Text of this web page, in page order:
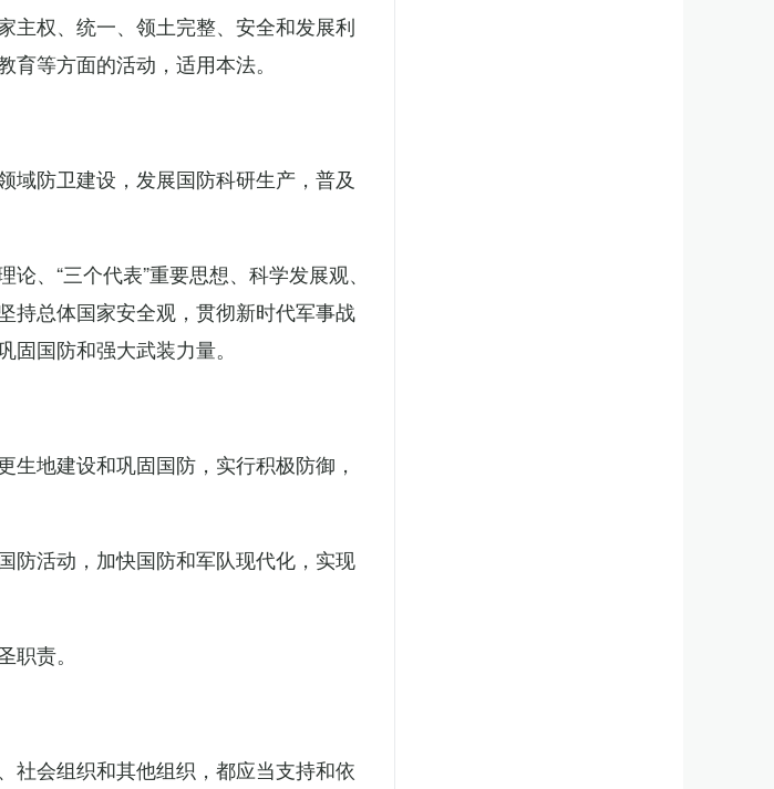
权、统一、领土完整、安全和发展利
等方面的活动，适用本法。
域防卫建设，发展国防科研生产，普及
、“三个代表”重要思想、科学发展观、
持总体国家安全观，贯彻新时代军事战
国防和强大武装力量。
地建设和巩固国防，实行积极防御，
防活动，加快国防和军队现代化，实现
责。
社会组织和其他组织，都应当支持和依